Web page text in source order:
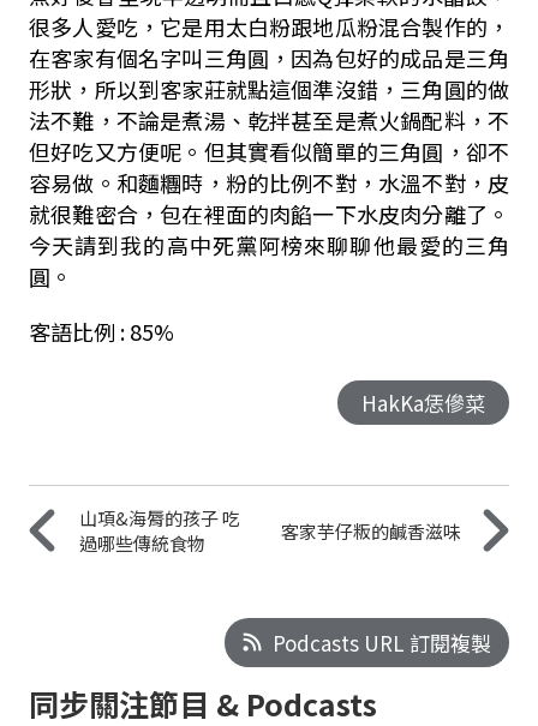
很多人愛吃，它是用太白粉跟地瓜粉混合製作的，
在客家有個名字叫三角圓，因為包好的成品是三角
形狀，所以到客家莊就點這個準沒錯，三角圓的做
法不難，不論是煮湯、乾拌甚至是煮火鍋配料，不
但好吃又方便呢。但其實看似簡單的三角圓，卻不
容易做。和麵糰時，粉的比例不對，水溫不對，皮
就很難密合，包在裡面的肉餡一下水皮肉分離了。
今天請到我的高中死黨阿榜來聊聊他最愛的三角
圓。
客語比例 : 85%
HakKa恁傪菜
山項&海脣的孩子 吃
過哪些傳統食物
客家芋仔粄的鹹香滋味
Podcasts URL 訂閱複製
同步關注節目 & Podcasts